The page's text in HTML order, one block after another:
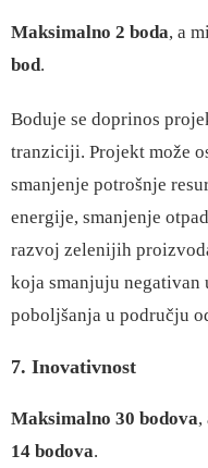
Maksimalno 2 boda, a
bod.
Boduje se doprinos
tranziciji. Projekt može
smanjenje potrošnje
energije, smanjenje
razvoj zelenijih
koja smanjuju
poboljšanja u području
7. Inovativnost
Maksimalno 30 bodova,
14 bodova.